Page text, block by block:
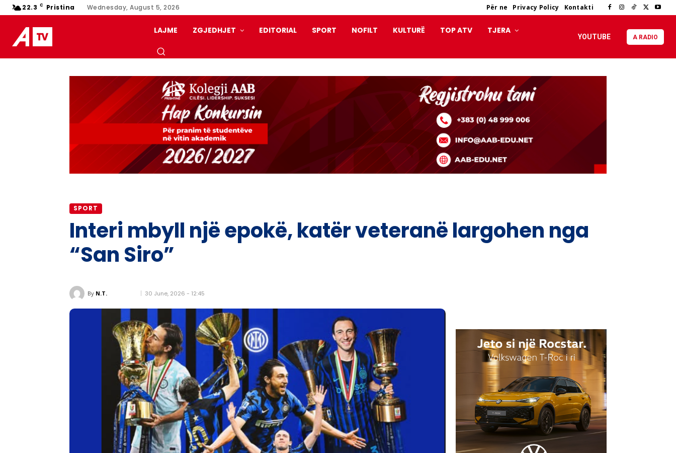
22.3 C Pristina Wednesday, August 5, 2026 Për ne Privacy Policy Kontakti
LAJME ZGJEDHJET EDITORIAL SPORT NOFILT KULTURË TOP ATV TJERA
YOUTUBE A RADIO
SPORT
Interi mbyll një epokë, katër veteranë largohen nga
“San Siro”
By N.T. 30 June, 2026 - 12:45